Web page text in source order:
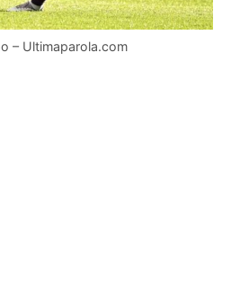
– Ultimaparola.com